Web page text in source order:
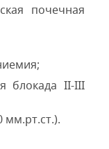
почечная
ІІ-ІІІ
мм.рт.ст.).